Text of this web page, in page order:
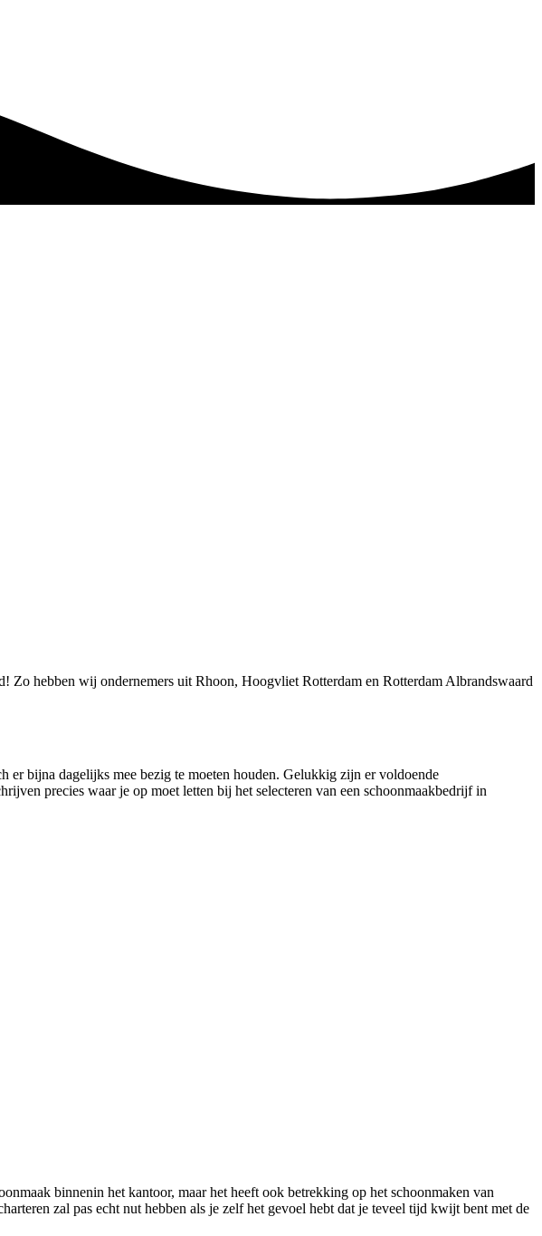
Zo hebben wij ondernemers uit Rhoon, Hoogvliet Rotterdam en Rotterdam Albrandswaard
er bijna dagelijks mee bezig te moeten houden. Gelukkig zijn er voldoende
precies waar je op moet letten bij het selecteren van een schoonmaakbedrijf in
binnenin het kantoor, maar het heeft ook betrekking op het schoonmaken van
zal pas echt nut hebben als je zelf het gevoel hebt dat je teveel tijd kwijt bent met de